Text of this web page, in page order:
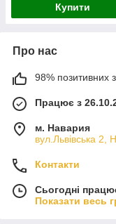
Купити
Про нас
98% позитивних з
Працює з
м. Навария
вул.Львівська 2,
Контакти
Сьогодні
Показати весь